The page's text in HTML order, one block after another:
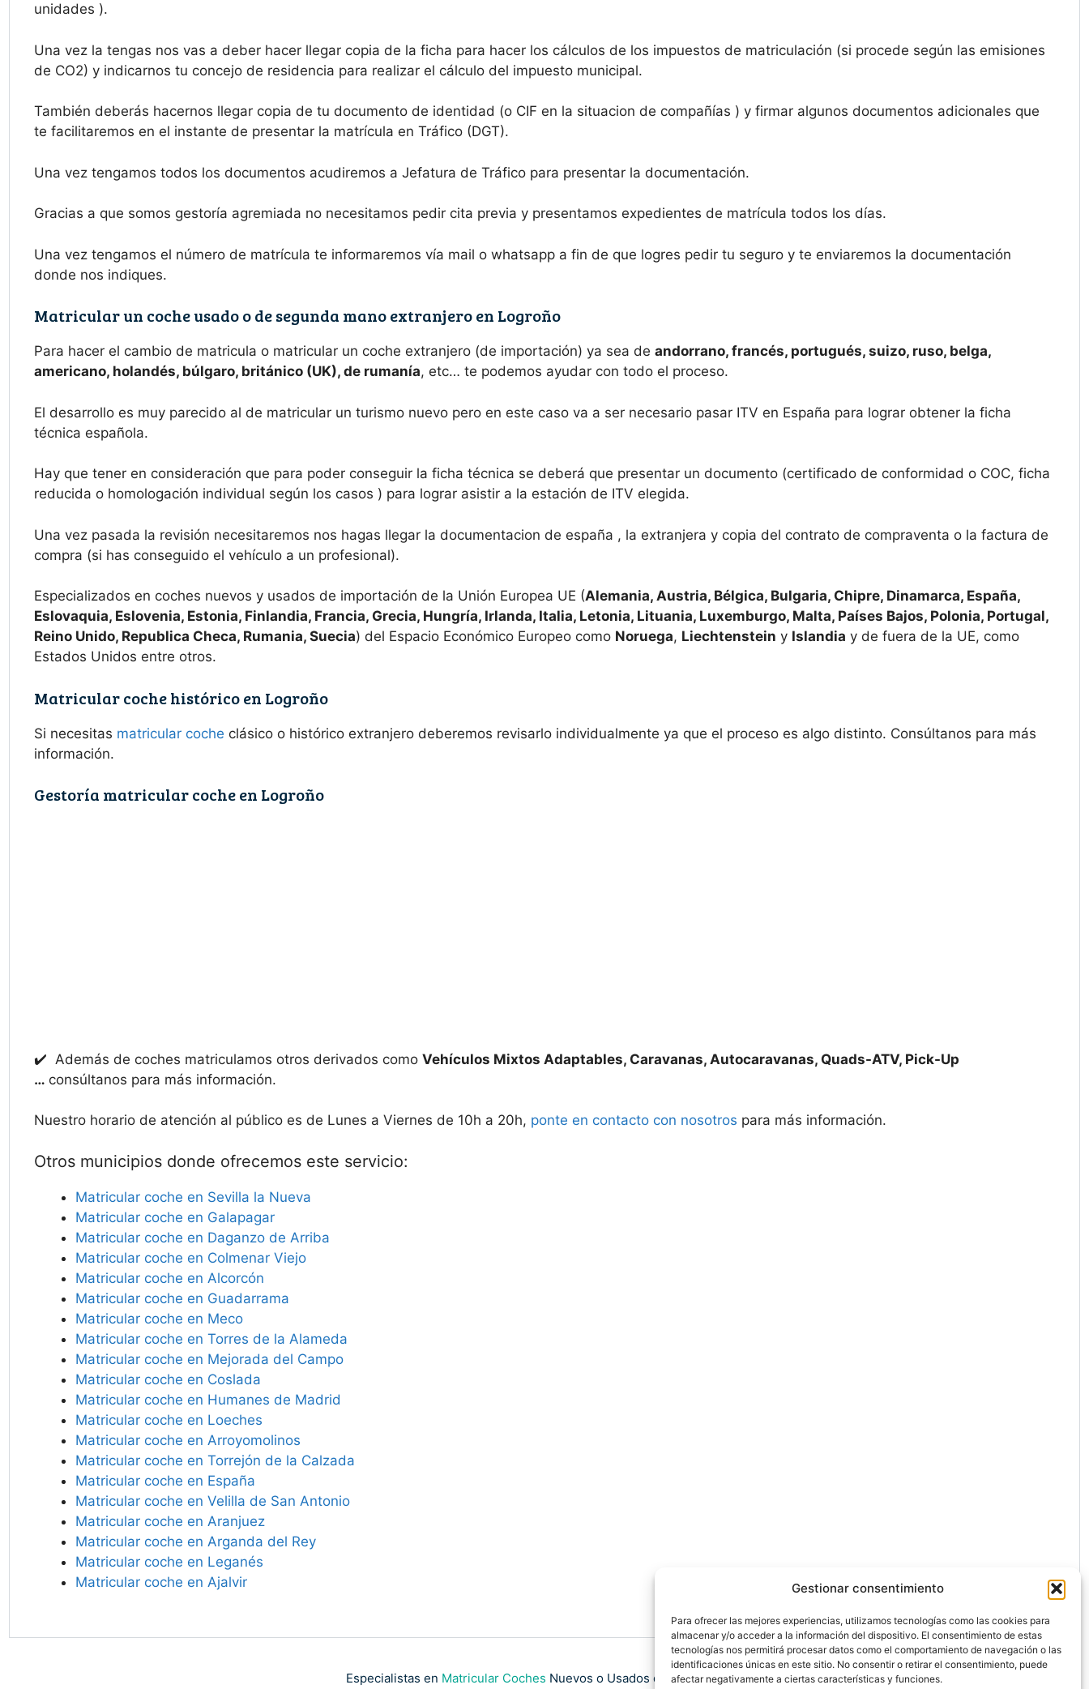
Gestionar consentimiento
Para ofrecer las mejores experiencias, utilizamos tecnologías como las cookies para
almacenar y/o acceder a la información del dispositivo. El consentimiento de estas
tecnologías nos permitirá procesar datos como el comportamiento de navegación o las
identificaciones únicas en este sitio. No consentir o retirar el consentimiento, puede
afectar negativamente a ciertas características y funciones.
unidades ).
Una vez la tengas nos vas a deber hacer llegar copia de la ficha para hacer los cálculos de los impuestos de matriculación (si procede según las emisiones
de CO2) y indicarnos tu concejo de residencia para realizar el cálculo del impuesto municipal.
También deberás hacernos llegar copia de tu documento de identidad (o CIF en la situacion de compañías ) y firmar algunos documentos adicionales que
te facilitaremos en el instante de presentar la matrícula en Tráfico (DGT).
Una vez tengamos todos los documentos acudiremos a Jefatura de Tráfico para presentar la documentación.
Gracias a que somos gestoría agremiada no necesitamos pedir cita previa y presentamos expedientes de matrícula todos los días.
Una vez tengamos el número de matrícula te informaremos vía mail o whatsapp a fin de que logres pedir tu seguro y te enviaremos la documentación
donde nos indiques.
Matricular un coche usado o de segunda mano extranjero en Logroño
Para hacer el cambio de matricula o matricular un coche extranjero (de importación) ya sea de andorrano, francés, portugués, suizo, ruso, belga,
americano, holandés, búlgaro, británico (UK), de rumanía, etc… te podemos ayudar con todo el proceso.
El desarrollo es muy parecido al de matricular un turismo nuevo pero en este caso va a ser necesario pasar ITV en España para lograr obtener la ficha
técnica española.
Hay que tener en consideración que para poder conseguir la ficha técnica se deberá que presentar un documento (certificado de conformidad o COC, ficha
reducida o homologación individual según los casos ) para lograr asistir a la estación de ITV elegida.
Una vez pasada la revisión necesitaremos nos hagas llegar la documentacion de españa , la extranjera y copia del contrato de compraventa o la factura de
compra (si has conseguido el vehículo a un profesional).
Especializados en coches nuevos y usados de importación de la Unión Europea UE (Alemania, Austria, Bélgica, Bulgaria, Chipre, Dinamarca, España,
Eslovaquia, Eslovenia, Estonia, Finlandia, Francia, Grecia, Hungría, Irlanda, Italia, Letonia, Lituania, Luxemburgo, Malta, Países Bajos, Polonia, Portugal,
Reino Unido, Republica Checa, Rumania, Suecia) del Espacio Económico Europeo como Noruega, Liechtenstein y Islandia y de fuera de la UE, como
Estados Unidos entre otros.
Matricular coche histórico en Logroño
Si necesitas matricular coche clásico o histórico extranjero deberemos revisarlo individualmente ya que el proceso es algo distinto. Consúltanos para más
información.
Gestoría matricular coche en Logroño
✔️ Además de coches matriculamos otros derivados como Vehículos Mixtos Adaptables, Caravanas, Autocaravanas, Quads-ATV, Pick-Up
… consúltanos para más información.
Nuestro horario de atención al público es de Lunes a Viernes de 10h a 20h, ponte en contacto con nosotros para más información.
Otros municipios donde ofrecemos este servicio:
Matricular coche en Sevilla la Nueva
Matricular coche en Galapagar
Matricular coche en Daganzo de Arriba
Matricular coche en Colmenar Viejo
Matricular coche en Alcorcón
Matricular coche en Guadarrama
Matricular coche en Meco
Matricular coche en Torres de la Alameda
Matricular coche en Mejorada del Campo
Matricular coche en Coslada
Matricular coche en Humanes de Madrid
Matricular coche en Loeches
Matricular coche en Arroyomolinos
Matricular coche en Torrejón de la Calzada
Matricular coche en España
Matricular coche en Velilla de San Antonio
Matricular coche en Aranjuez
Matricular coche en Arganda del Rey
Matricular coche en Leganés
Matricular coche en Ajalvir
Especialistas en Matricular Coches Nuevos o Usados de Importación.